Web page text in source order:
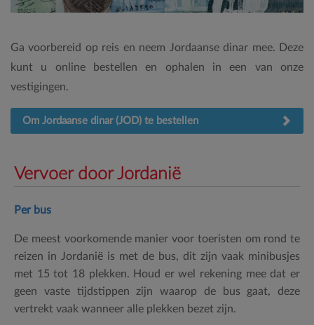
Ga voorbereid op reis en neem Jordaanse dinar mee. Deze
kunt u online bestellen en ophalen in een van onze
vestigingen.
Om Jordaanse dinar (JOD) te bestellen
Vervoer door Jordanië
Per bus
De meest voorkomende manier voor toeristen om rond te
reizen in Jordanië is met de bus, dit zijn vaak minibusjes
met 15 tot 18 plekken. Houd er wel rekening mee dat er
geen vaste tijdstippen zijn waarop de bus gaat, deze
vertrekt vaak wanneer alle plekken bezet zijn.